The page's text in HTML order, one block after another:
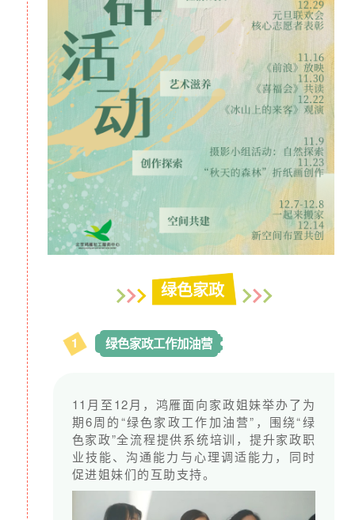
小陈的生活发生了变化
虽然每周只能休息一天
这天何姐会坐两个多小时的车来到鸿雁的活动室
这是她唯一可以放松的一天
在鸿雁，她接受培训成为绿色家政工
还学会了用诗歌表达自己
何明英的诗歌选段
家政姐妹们根据自己的兴趣爱好组织了各种小组
她们组建了舞蹈队、手工组
一起学习写作、刮痧、学用手机、拍短视频
还成立了编委会办了属于家政工自己的报纸。
绿色家政
1 绿色家政工作加油营
11月至12月，鸿雁面向家政姐妹举办了为
期6周的“绿色家政工作加油营”，围绕“绿
色家政”全流程提供系统培训，提升家政职
业技能、沟通能力与心理调适能力，同时
促进姐妹们的互助支持。